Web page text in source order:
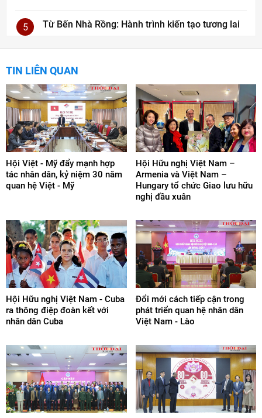
5 Từ Bến Nhà Rồng: Hành trình kiến tạo tương lai
TIN LIÊN QUAN
Hội Việt - Mỹ đẩy mạnh hợp
tác nhân dân, kỷ niệm 30 năm
quan hệ Việt - Mỹ
Hội Hữu nghị Việt Nam –
Armenia và Việt Nam –
Hungary tổ chức Giao lưu hữu
nghị đầu xuân
Hội Hữu nghị Việt Nam - Cuba
ra thông điệp đoàn kết với
nhân dân Cuba
Đổi mới cách tiếp cận trong
phát triển quan hệ nhân dân
Việt Nam - Lào